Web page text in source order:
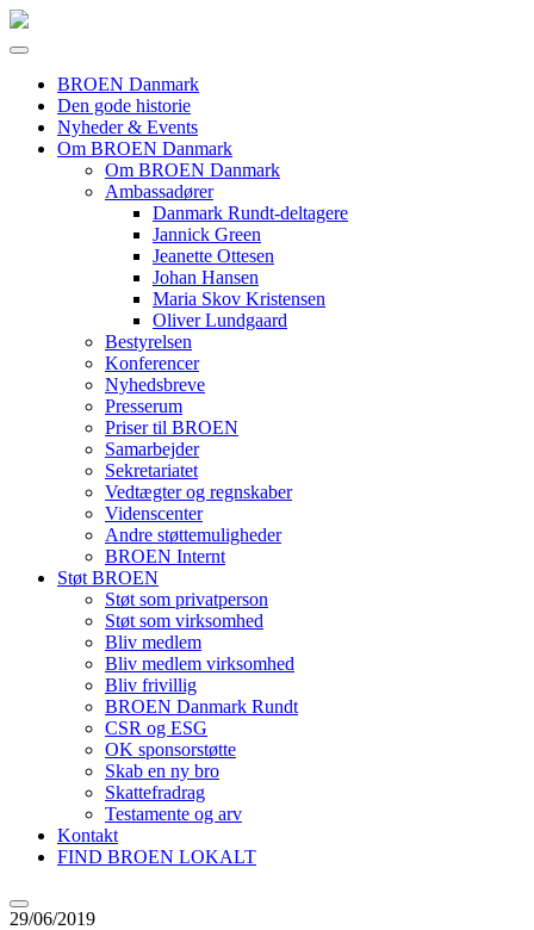
BROEN Danmark
Den gode historie
Nyheder & Events
Om BROEN Danmark
Om BROEN Danmark
Ambassadører
Danmark Rundt-deltagere
Jannick Green
Jeanette Ottesen
Johan Hansen
Maria Skov Kristensen
Oliver Lundgaard
Bestyrelsen
Konferencer
Nyhedsbreve
Presserum
Priser til BROEN
Samarbejder
Sekretariatet
Vedtægter og regnskaber
Videnscenter
Andre støttemuligheder
BROEN Internt
Støt BROEN
Støt som privatperson
Støt som virksomhed
Bliv medlem
Bliv medlem virksomhed
Bliv frivillig
BROEN Danmark Rundt
CSR og ESG
OK sponsorstøtte
Skab en ny bro
Skattefradrag
Testamente og arv
Kontakt
FIND BROEN LOKALT
29/06/2019